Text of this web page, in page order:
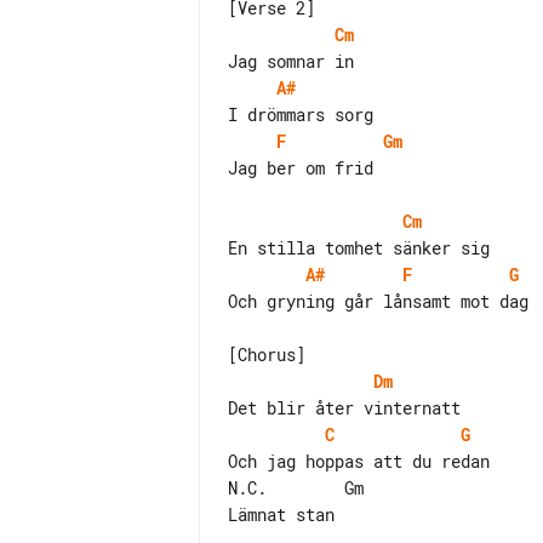
Cm
A#
F
Gm
Jag ber om frid
Cm
A#
F
G
Och gryning går lånsamt mot dag
Dm
C
G
Och jag hoppas att du redan
N.C.        Gm
Lämnat stan